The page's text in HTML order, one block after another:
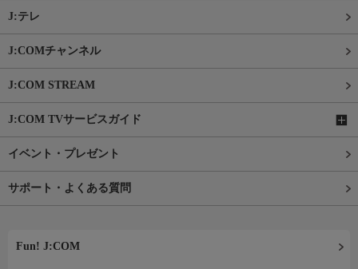
J:テレ
J:COMチャンネル
J:COM STREAM
J:COM TVサービスガイド
イベント・プレゼント
サポート・よくある質問
Fun! J:COM